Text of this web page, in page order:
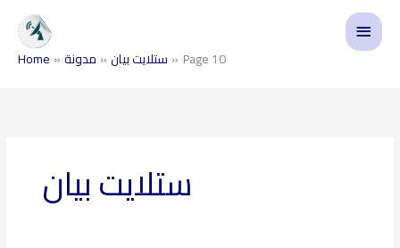
content
Main
Menu
Home مدونة ستلايت بيان Page 10
ستلايت بيان